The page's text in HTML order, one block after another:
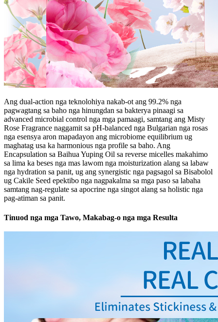
Ang dual-action nga teknolohiya nakab-ot ang 99.2% nga
pagwagtang sa baho nga hinungdan sa bakterya pinaagi sa
advanced microbial control nga mga pamaagi, samtang ang Misty
Rose Fragrance naggamit sa pH-balanced nga Bulgarian nga rosas
nga esensya aron mapadayon ang microbiome equilibrium ug
maghatag usa ka harmonious nga profile sa baho. Ang
Encapsulation sa Baihua Yuping Oil sa reverse micelles makahimo
sa lima ka beses nga mas lawom nga moisturization alang sa labaw
nga hydration sa panit, ug ang synergistic nga pagsagol sa Bisabolol
ug Cakile Seed epektibo nga nagpakalma sa mga paso sa labaha
samtang nag-regulate sa apocrine nga singot alang sa holistic nga
pag-atiman sa panit.
Tinuod nga mga Tawo, Makabag-o nga mga Resulta